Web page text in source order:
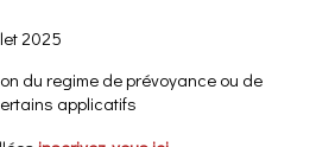
2025
du regime de prévoyance ou de
applicatifs